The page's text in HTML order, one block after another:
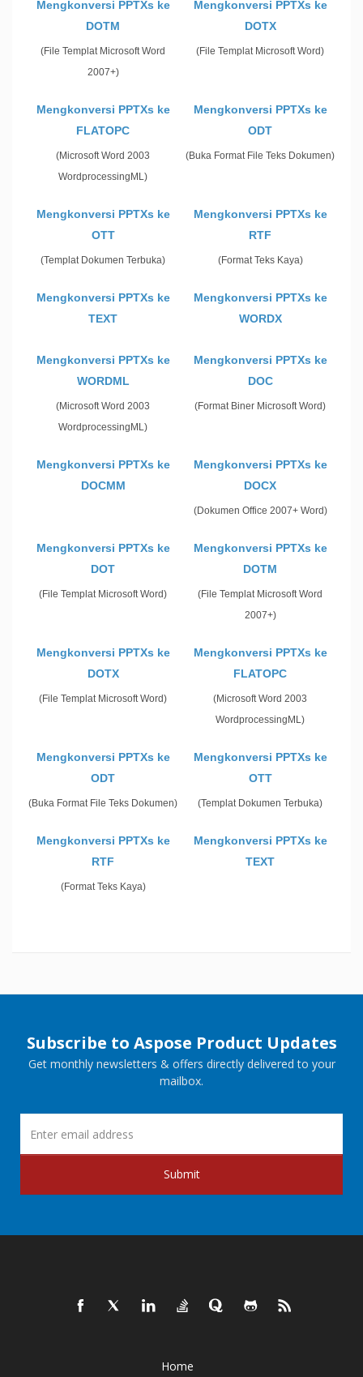
Mengkonversi PPTXs ke
DOTM
(File Templat Microsoft Word
2007+)
Mengkonversi PPTXs ke
DOTX
(File Templat Microsoft Word)
Mengkonversi PPTXs ke
FLATOPC
(Microsoft Word 2003
WordprocessingML)
Mengkonversi PPTXs ke
ODT
(Buka Format File Teks Dokumen)
Mengkonversi PPTXs ke
OTT
(Templat Dokumen Terbuka)
Mengkonversi PPTXs ke
RTF
(Format Teks Kaya)
Mengkonversi PPTXs ke
TEXT
Mengkonversi PPTXs ke
WORDX
Mengkonversi PPTXs ke
WORDML
(Microsoft Word 2003
WordprocessingML)
Mengkonversi PPTXs ke
DOC
(Format Biner Microsoft Word)
Mengkonversi PPTXs ke
DOCMM
Mengkonversi PPTXs ke
DOCX
(Dokumen Office 2007+ Word)
Mengkonversi PPTXs ke
DOT
(File Templat Microsoft Word)
Mengkonversi PPTXs ke
DOTM
(File Templat Microsoft Word
2007+)
Mengkonversi PPTXs ke
DOTX
(File Templat Microsoft Word)
Mengkonversi PPTXs ke
FLATOPC
(Microsoft Word 2003
WordprocessingML)
Mengkonversi PPTXs ke
ODT
(Buka Format File Teks Dokumen)
Mengkonversi PPTXs ke
OTT
(Templat Dokumen Terbuka)
Mengkonversi PPTXs ke
RTF
(Format Teks Kaya)
Mengkonversi PPTXs ke
TEXT
Subscribe to Aspose Product Updates
Get monthly newsletters & offers directly delivered to your
mailbox.
Submit
Home